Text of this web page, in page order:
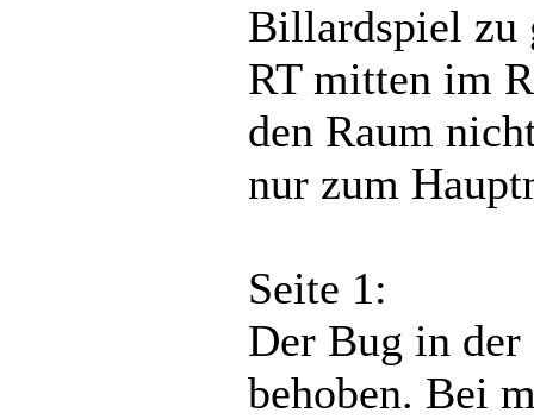
Billardspiel zu
RT mitten im
den Raum
nur zum
Seite 1:
Der Bug in der
behoben. Bei